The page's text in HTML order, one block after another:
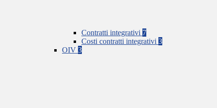
Contratti integrativi 7
Costi contratti integrativi 3
OIV 3